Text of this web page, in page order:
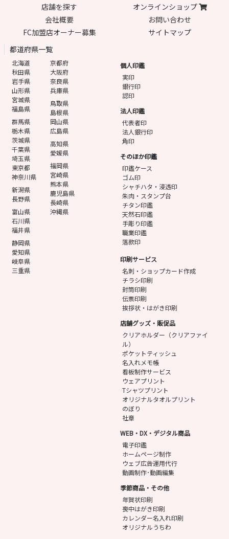
店舗を探す
オンラインショップ
会社概要
お問い合わせ
FC加盟店オーナー募集
サイトマップ
都道府県一覧
北海道
秋田県
岩手県
山形県
宮城県
福島県
群馬県
栃木県
茨城県
千葉県
埼玉県
東京都
神奈川県
新潟県
長野県
富山県
石川県
福井県
静岡県
愛知県
岐阜県
三重県
京都府
大阪府
奈良県
兵庫県
鳥取県
島根県
岡山県
広島県
高知県
愛媛県
福岡県
宮崎県
熊本県
鹿児島県
長崎県
沖縄県
個人印鑑
実印
銀行印
認印
法人印鑑
代表者印
法人銀行印
角印
そのほか印鑑
印鑑ケース
ゴム印
シャチハタ・浸透印
朱肉・スタンプ台
チタン印鑑
天然石印鑑
手彫り印鑑
職業印鑑
落款印
印刷サービス
名刺・ショップカード作成
チラシ印刷
封筒印刷
伝票印刷
挨拶状・はがき印刷
店舗グッズ・販促品
クリアホルダー（クリアファイ
ル）
ポケットティッシュ
名入れメモ帳
看板制作サービス
ウェアプリント
Tシャツプリント
オリジナルタオルプリント
のぼり
社章
WEB・DX・デジタル商品
電子印鑑
ホームページ制作
ウェブ広告運用代行
動画制作･動画編集
季節商品・その他
年賀状印刷
喪中はがき印刷
カレンダー名入れ印刷
オリジナルうちわ